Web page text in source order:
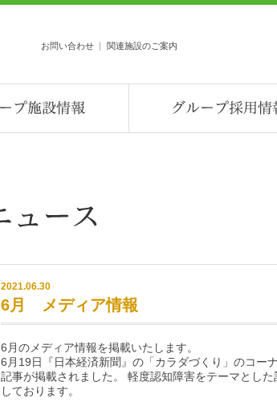
お問い合わせ 関連施設のご案内
2021.06.30
6月 メディア情報
6月のメディア情報を掲載いたします。
6月19日『日本経済新聞』の「カラダづくり」のコ
記事が掲載されました。 軽度認知障害をテーマとし
しております。